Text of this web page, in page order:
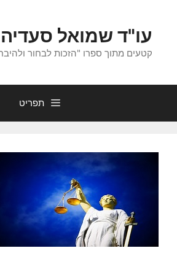
עו"ד שמואל סעדיה
קטעים מתוך ספרו "הזכות לבחור
תפריט